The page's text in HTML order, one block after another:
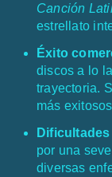
Canción
estrellato
Éxito
discos a lo
trayectoria.
más
por una
diversas